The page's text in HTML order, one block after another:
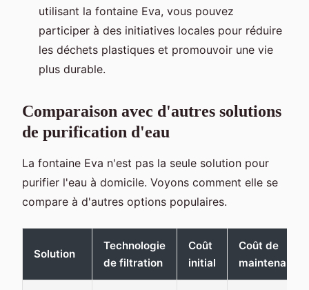
utilisant la fontaine Eva, vous pouvez
participer à des initiatives locales pour réduire
les déchets plastiques et promouvoir une vie
plus durable.
Comparaison avec d'autres solutions
de purification d'eau
La fontaine Eva n'est pas la seule solution pour
purifier l'eau à domicile. Voyons comment elle se
compare à d'autres options populaires.
Solution
Technologie
de filtration
Coût
initial
Coût de
maintenance